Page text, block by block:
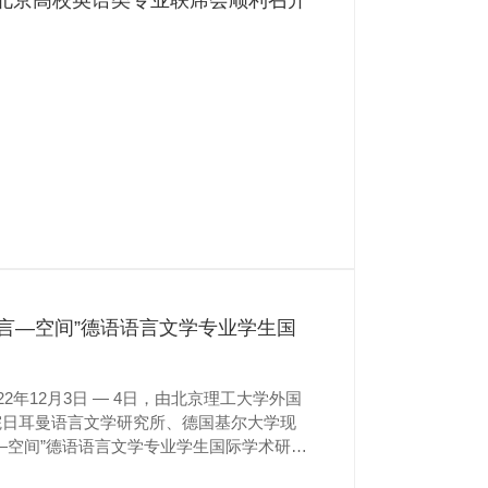
—空间”德语语言文学专业学生国
年12月3日 — 4日，由北京理工大学外国
耳曼语言文学研究所、德国基尔大学现
间”德语语言文学专业学生国际学术研讨